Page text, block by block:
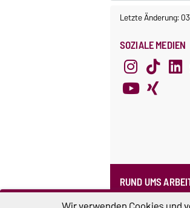
Letzte Änderung:
SOZIALE MEDIEN
RUND UMS
Formularpool